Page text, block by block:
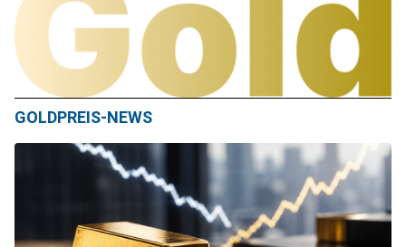
GOLDPREIS-NEWS